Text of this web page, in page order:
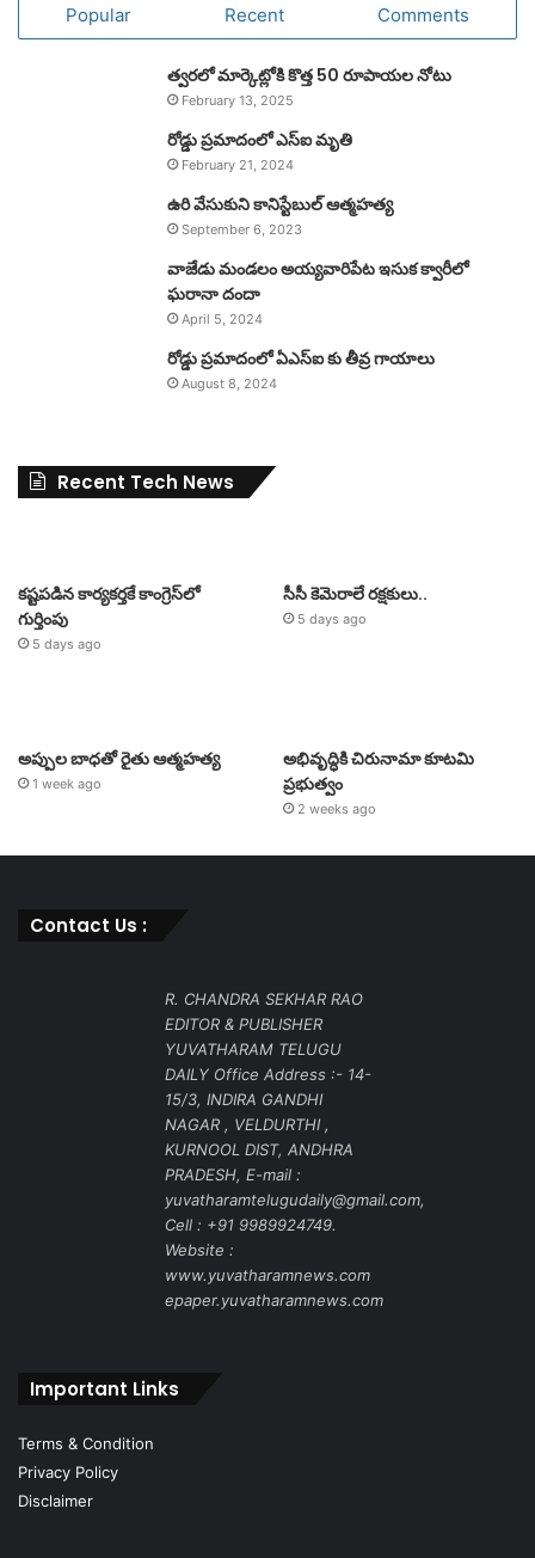
Popular Recent Comments
త్వరలో మార్కెట్లోకి కొత్త 50 రూపాయల నోటు
February 13, 2025
రోడ్డు ప్రమాదంలో ఎస్ఐ మృతి
February 21, 2024
ఉరి వేసుకుని కానిస్టేబుల్ ఆత్మహత్య
September 6, 2023
వాజేడు మండలం అయ్యవారిపేట ఇసుక క్వారీలో
ఘరానా దందా
April 5, 2024
రోడ్డు ప్రమాదంలో ఏఎస్ఐ కు తీవ్ర గాయాలు
August 8, 2024
Recent Tech News
కష్టపడిన కార్యకర్తకే కాంగ్రెస్‌లో
గుర్తింపు
5 days ago
సీసీ కెమెరాలే రక్షకులు..
5 days ago
అప్పుల బాధతో రైతు ఆత్మహత్య
1 week ago
అభివృద్ధికి చిరునామా కూటమి
ప్రభుత్వం
2 weeks ago
Contact Us :
R. CHANDRA SEKHAR RAO
EDITOR & PUBLISHER
YUVATHARAM TELUGU
DAILY Office Address :- 14-
15/3, INDIRA GANDHI
NAGAR , VELDURTHI ,
KURNOOL DIST, ANDHRA
PRADESH, E-mail :
yuvatharamtelugudaily@gmail.com,
Cell : +91 9989924749.
Website :
www.yuvatharamnews.com
epaper.yuvatharamnews.com
Important Links
Terms & Condition
Privacy Policy
Disclaimer